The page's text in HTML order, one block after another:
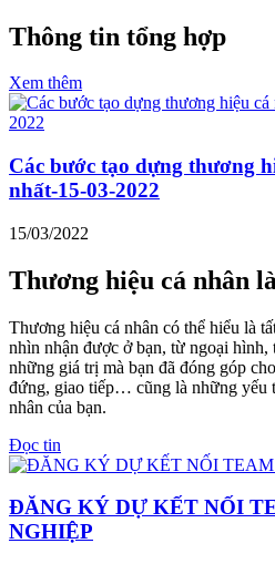
Thông tin tổng hợp
Xem thêm
Các bước tạo dựng thương
nhất-15-03-2022
15/03/2022
Thương hiệu cá nhân
Thương hiệu cá nhân có thể hiểu là
nhìn nhận được ở bạn, từ ngoại hình,
những giá trị mà bạn đã đóng góp
đứng, giao tiếp… cũng là những yếu
nhân của bạn.
Đọc tin
ĐĂNG KÝ DỰ KẾT NỐI
NGHIỆP